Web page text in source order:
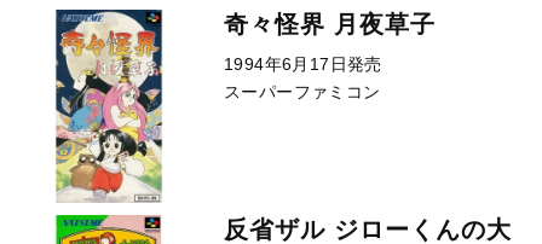
奇々怪界 月夜草子
1994年6月17日発売
スーパーファミコン
反省ザル ジローくんの大